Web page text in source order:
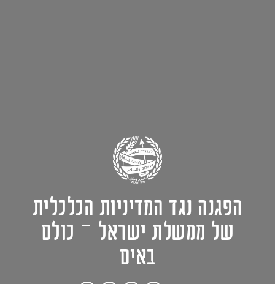
הפגנה נגד המדיניות הכלכלית
של ממשלת ישראל – כולם
באים